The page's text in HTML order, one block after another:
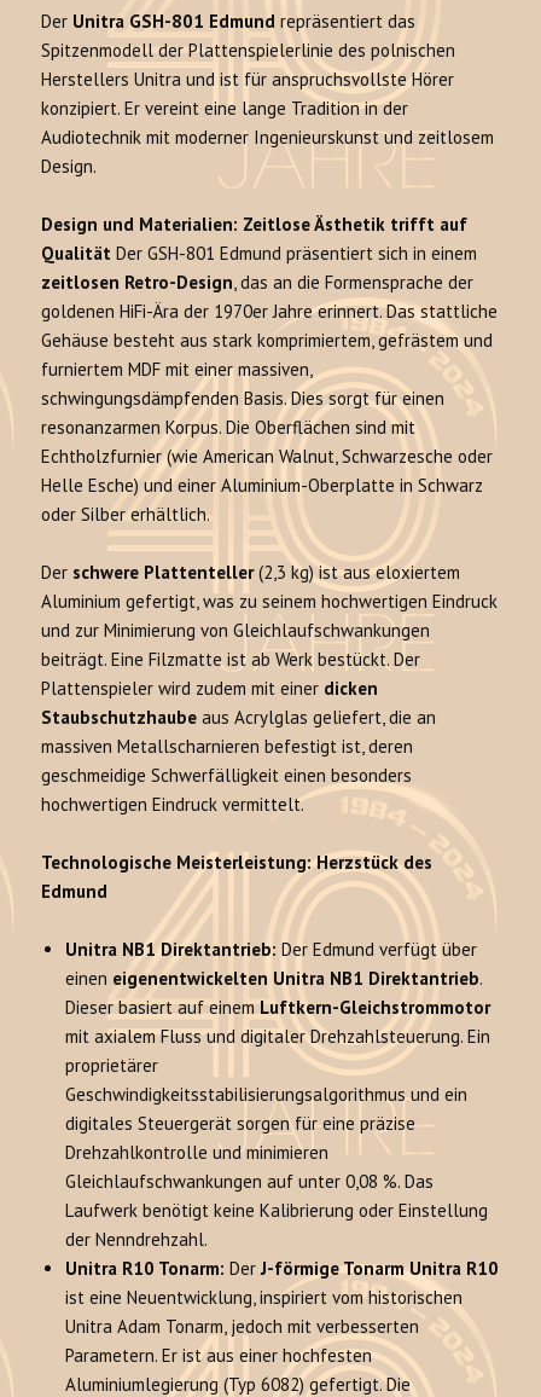
Der Unitra GSH-801 Edmund repräsentiert das
Spitzenmodell der Plattenspielerlinie des polnischen
Herstellers Unitra und ist für anspruchsvollste Hörer
konzipiert. Er vereint eine lange Tradition in der
Audiotechnik mit moderner Ingenieurskunst und zeitlosem
Design.
Design und Materialien: Zeitlose Ästhetik trifft auf
Qualität Der GSH-801 Edmund präsentiert sich in einem
zeitlosen Retro-Design, das an die Formensprache der
goldenen HiFi-Ära der 1970er Jahre erinnert. Das stattliche
Gehäuse besteht aus stark komprimiertem, gefrästem und
furniertem MDF mit einer massiven,
schwingungsdämpfenden Basis. Dies sorgt für einen
resonanzarmen Korpus. Die Oberflächen sind mit
Echtholzfurnier (wie American Walnut, Schwarzesche oder
Helle Esche) und einer Aluminium-Oberplatte in Schwarz
oder Silber erhältlich.
Der schwere Plattenteller(2,3 kg) ist aus eloxiertem
Aluminium gefertigt, was zu seinem hochwertigen Eindruck
und zur Minimierung von Gleichlaufschwankungen
beiträgt. Eine Filzmatte ist ab Werk bestückt. Der
Plattenspieler wird zudem mit einer dicken
Staubschutzhaube aus Acrylglas geliefert, die an
massiven Metallscharnieren befestigt ist, deren
geschmeidige Schwerfälligkeit einen besonders
hochwertigen Eindruck vermittelt.
Technologische Meisterleistung: Herzstück des
Edmund
Unitra NB1 Direktantrieb: Der Edmund verfügt über
einen eigenentwickelten Unitra NB1 Direktantrieb.
Dieser basiert auf einem Luftkern-Gleichstrommotor
mit axialem Fluss und digitaler Drehzahlsteuerung. Ein
proprietärer
Geschwindigkeitsstabilisierungsalgorithmus und ein
digitales Steuergerät sorgen für eine präzise
Drehzahlkontrolle und minimieren
Gleichlaufschwankungen auf unter 0,08 %. Das
Laufwerk benötigt keine Kalibrierung oder Einstellung
der Nenndrehzahl.
Unitra R10 Tonarm: DerJ-förmige Tonarm Unitra R10
ist eine Neuentwicklung, inspiriert vom historischen
Unitra Adam Tonarm, jedoch mit verbesserten
Parametern. Er ist aus einer hochfesten
Aluminiumlegierung (Typ 6082) gefertigt. Die